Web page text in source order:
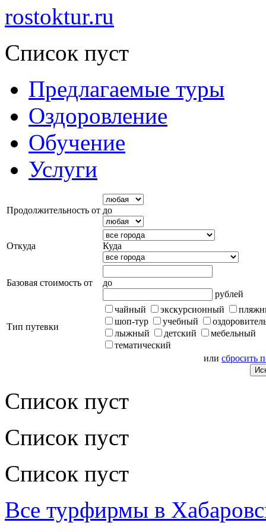
rostoktur.ru
Список пуст
Предлагаемые туры
Оздоровление
Обучение
Услуги
Продолжительность от до
Откуда Куда
Базовая стоимость от
до
рублей
Тип путевки
чайный экскурсионный
шоп-тур
учебный
лыжный
детский
мебельный
тематический
или сбросить
Список пуст
Список пуст
Список пуст
Все турфирмы в